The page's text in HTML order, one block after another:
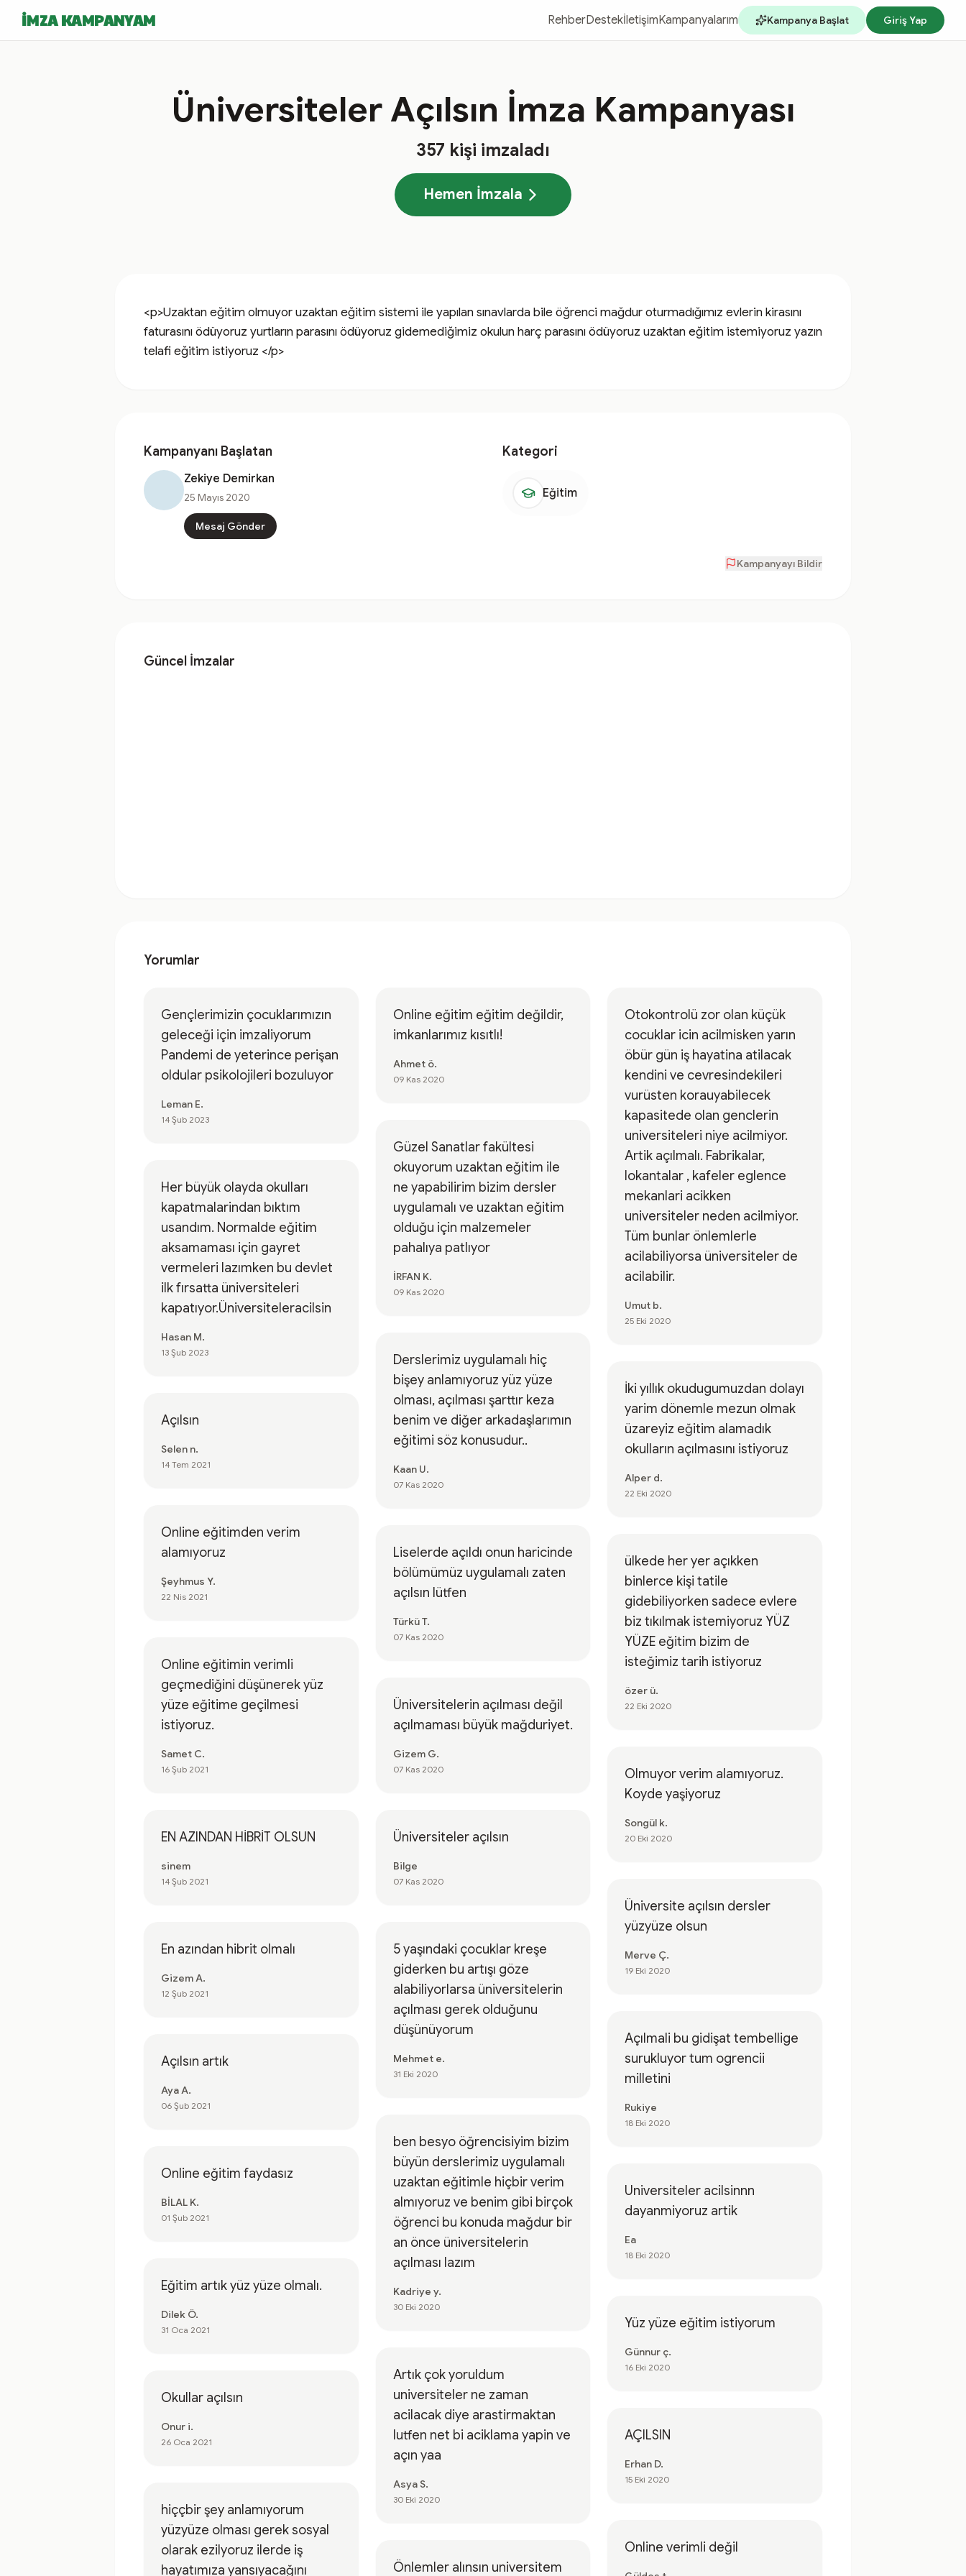
İMZA KAMPANYAM RehberDestekİletişimKampanyalarım Kampanya Başlat Giriş Yap
Üniversiteler Açılsın İmza Kampanyası
357 kişi imzaladı
Hemen İmzala
<p>Uzaktan eğitim olmuyor uzaktan eğitim sistemi ile yapılan sınavlarda bile öğrenci mağdur oturmadığımız evlerin kirasını
faturasını ödüyoruz yurtların parasını ödüyoruz gidemediğimiz okulun harç parasını ödüyoruz uzaktan eğitim istemiyoruz yazın
telafi eğitim istiyoruz </p>
Kampanyanı Başlatan
Zekiye Demirkan
25 Mayıs 2020
Mesaj Gönder
Kategori
Eğitim
Kampanyayı Bildir
Güncel İmzalar
Yorumlar
Gençlerimizin çocuklarımızın
geleceği için imzaliyorum
Pandemi de yeterince perişan
oldular psikolojileri bozuluyor
Leman E.
14 Şub 2023
Her büyük olayda okulları
kapatmalarindan bıktım
usandım. Normalde eğitim
aksamaması için gayret
vermeleri lazımken bu devlet
ilk fırsatta üniversiteleri
kapatıyor.Üniversiteleracilsin
Hasan M.
13 Şub 2023
Açılsın
Selen n.
14 Tem 2021
Online eğitimden verim
alamıyoruz
Şeyhmus Y.
22 Nis 2021
Online eğitimin verimli
geçmediğini düşünerek yüz
yüze eğitime geçilmesi
istiyoruz.
Samet C.
16 Şub 2021
EN AZINDAN HİBRİT OLSUN
sinem
14 Şub 2021
En azından hibrit olmalı
Gizem A.
12 Şub 2021
Açılsın artık
Aya A.
06 Şub 2021
Online eğitim faydasız
BİLAL K.
01 Şub 2021
Eğitim artık yüz yüze olmalı.
Dilek Ö.
31 Oca 2021
Okullar açılsın
Onur i.
26 Oca 2021
hiççbir şey anlamıyorum
yüzyüze olması gerek sosyal
olarak ezilyoruz ilerde iş
hayatımıza yansıyacağını
Online eğitim eğitim değildir,
imkanlarımız kısıtlı!
Ahmet ö.
09 Kas 2020
Güzel Sanatlar fakültesi
okuyorum uzaktan eğitim ile
ne yapabilirim bizim dersler
uygulamalı ve uzaktan eğitim
olduğu için malzemeler
pahalıya patlıyor
İRFAN K.
09 Kas 2020
Derslerimiz uygulamalı hiç
bişey anlamıyoruz yüz yüze
olması, açılması şarttır keza
benim ve diğer arkadaşlarımın
eğitimi söz konusudur..
Kaan U.
07 Kas 2020
Liselerde açıldı onun haricinde
bölümümüz uygulamalı zaten
açılsın lütfen
Türkü T.
07 Kas 2020
Üniversitelerin açılması değil
açılmaması büyük mağduriyet.
Gizem G.
07 Kas 2020
Üniversiteler açılsın
Bilge
07 Kas 2020
5 yaşındaki çocuklar kreşe
giderken bu artışı göze
alabiliyorlarsa üniversitelerin
açılması gerek olduğunu
düşünüyorum
Mehmet e.
31 Eki 2020
ben besyo öğrencisiyim bizim
büyün derslerimiz uygulamalı
uzaktan eğitimle hiçbir verim
almıyoruz ve benim gibi birçok
öğrenci bu konuda mağdur bir
an önce üniversitelerin
açılması lazım
Kadriye y.
30 Eki 2020
Artık çok yoruldum
universiteler ne zaman
acilacak diye arastirmaktan
lutfen net bi aciklama yapin ve
açın yaa
Asya S.
30 Eki 2020
Önlemler alınsın universitem
Otokontrolü zor olan küçük
cocuklar icin acilmisken yarın
öbür gün iş hayatina atilacak
kendini ve cevresindekileri
vurüsten korauyabilecek
kapasitede olan genclerin
universiteleri niye acilmiyor.
Artik açılmalı. Fabrikalar,
lokantalar , kafeler eglence
mekanlari acikken
universiteler neden acilmiyor.
Tüm bunlar önlemlerle
acilabiliyorsa üniversiteler de
acilabilir.
Umut b.
25 Eki 2020
İki yıllık okudugumuzdan dolayı
yarim dönemle mezun olmak
üzareyiz eğitim alamadık
okulların açılmasını istiyoruz
Alper d.
22 Eki 2020
ülkede her yer açıkken
binlerce kişi tatile
gidebiliyorken sadece evlere
biz tıkılmak istemiyoruz YÜZ
YÜZE eğitim bizim de
isteğimiz tarih istiyoruz
özer ü.
22 Eki 2020
Olmuyor verim alamıyoruz.
Koyde yaşiyoruz
Songül k.
20 Eki 2020
Üniversite açılsın dersler
yüzyüze olsun
Merve Ç.
19 Eki 2020
Açılmali bu gidişat tembellige
surukluyor tum ogrencii
milletini
Rukiye
18 Eki 2020
Universiteler acilsinnn
dayanmiyoruz artik
Ea
18 Eki 2020
Yüz yüze eğitim istiyorum
Günnur ç.
16 Eki 2020
AÇILSIN
Erhan D.
15 Eki 2020
Online verimli değil